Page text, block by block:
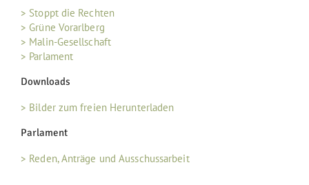
> Stoppt die Rechten
> Grüne Vorarlberg
> Malin-Gesellschaft
> Parlament
Downloads
> Bilder zum freien Herunterladen
Parlament
> Reden, Anträge und Ausschussarbeit